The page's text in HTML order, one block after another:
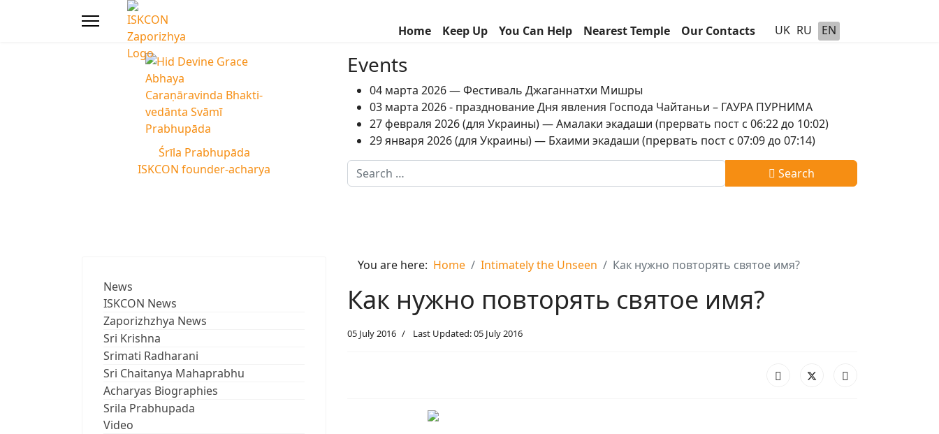
Home Keep Up You Can Help Nearest Temple Our Contacts UK RU EN
Śrīla Prabhupāda
ISKCON founder-acharya
Events
04 марта 2026 — Фестиваль Джаганнатхи Мишры
03 марта 2026 - празднование Дня явления Господа Чайтаньи – ГАУРА ПУРНИМА
27 февраля 2026 (для Украины) — Амалаки экадаши (прервать пост с 06:22 до 10:02)
29 января 2026 (для Украины) — Бхаими экадаши (прервать пост с 07:09 до 07:14)
Search
Search
News
ISKCON News
Zaporizhzhya News
Sri Krishna
Srimati Radharani
Sri Chaitanya Mahaprabhu
Acharyas Biographies
Srila Prabhupada
Video
You are here: Home Intimately the Unseen Как нужно повторять святое имя?
Как нужно повторять святое имя?
05 July 2016 Last Updated: 05 July 2016